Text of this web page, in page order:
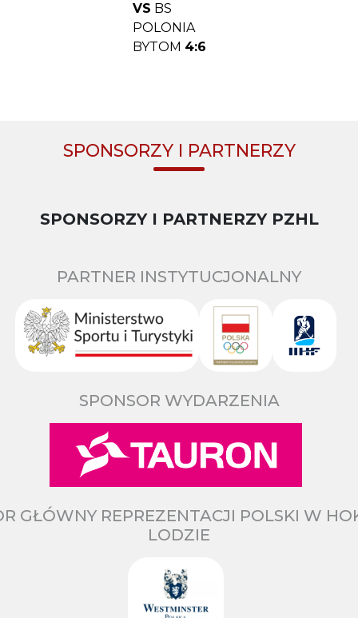
VS BS
POLONIA
BYTOM 4:6
SPONSORZY I PARTNERZY
SPONSORZY I PARTNERZY PZHL
PARTNER INSTYTUCJONALNY
SPONSOR WYDARZENIA
GŁÓWNY REPREZENTACJI POLSKI W
LODZIE